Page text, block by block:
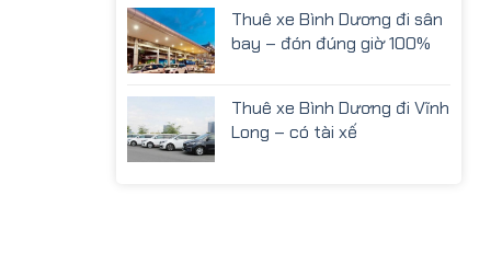
Thuê xe Bình Dương đi sân
bay – đón đúng giờ 100%
Thuê xe Bình Dương đi Vĩnh
Long – có tài xế